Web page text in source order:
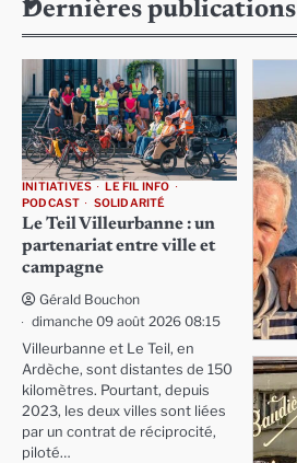
Dernières publications
INITIATIVES
LE FIL INFO
PODCAST
SOLIDARITÉ
Le Teil Villeurbanne : un
partenariat entre ville et
campagne
Gérald Bouchon
dimanche 09 août 2026 08:15
Villeurbanne et Le Teil, en
Ardèche, sont distantes de 150
kilomètres. Pourtant, depuis
2023, les deux villes sont liées
par un contrat de réciprocité,
piloté…